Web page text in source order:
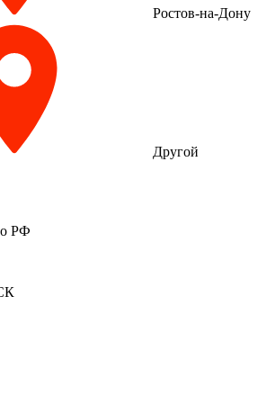
Ростов-на-Дону
Другой
РФ